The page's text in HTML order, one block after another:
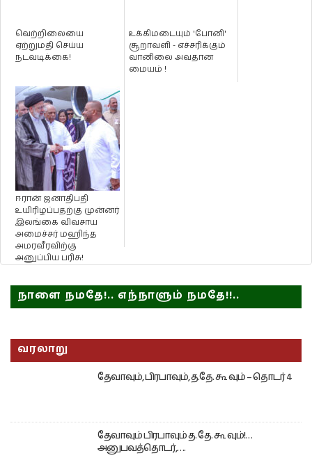
வெற்றிலையை
ஏற்றுமதி செய்ய
நடவடிக்கை!
உக்கிமடையும் 'போனி'
சூறாவளி - எச்சரிக்கும்
வானிலை அவதான
மையம் !
ஈரான் ஜனாதிபதி
உயிரிழப்பதற்கு முன்னர்
இலங்கை விவசாய
அமைச்சர் மஹிந்த
அமரவீரவிற்கு
அனுப்பிய பரிசு!
நாளை நமதே!.. எந்நாளும் நமதே!!..
வரலாறு
தேவாவும், பிரபாவும், த.தே. கூ வும் – தொடர் 4
தேவாவும் பிரபாவும் த. தே. கூ வும்!…
அனுபவத்தொடர்,….